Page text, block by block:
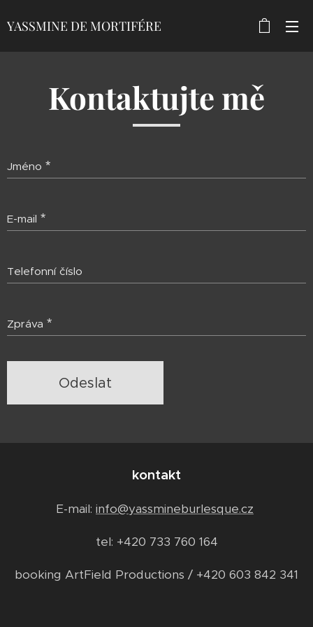
YASSMINE DE MORTIFÉRE
Kontaktujte mě
Jméno
E-mail
Telefonní číslo
Zpráva
Odeslat
kontakt
E-mail: info@yassmineburlesque.cz
tel: +420 733 760 164
booking ArtField Productions / +420 603 842 341